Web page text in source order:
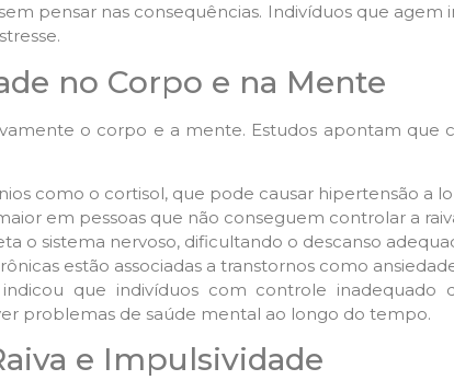
pensar nas consequências. Indivíduos que
no Corpo e na Mente
o corpo e a mente. Estudos apontam que
como o cortisol, que pode causar hipertensão a
em pessoas que não conseguem controlar a
o sistema nervoso, dificultando o descanso
estão associadas a transtornos como
que indivíduos com controle inadequado
problemas de saúde mental ao longo do tempo.
e Impulsividade